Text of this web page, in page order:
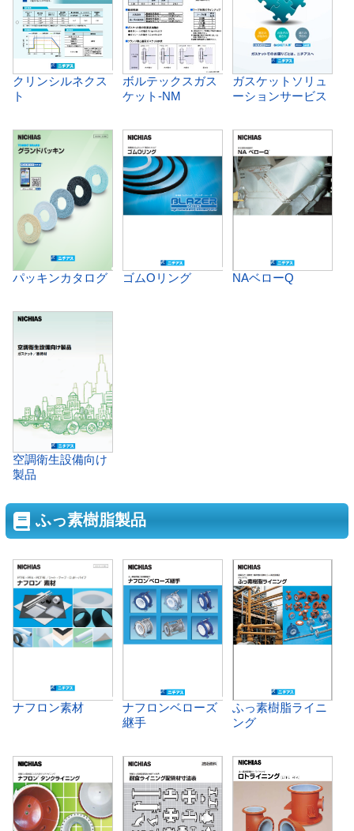
クリンシルネクス
ト
ボルテックスガス
ケット-NM
ガスケットソリュ
ーションサービス
パッキンカタログ ゴムOリング NAベローQ
空調衛生設備向け
製品
ふっ素樹脂製品
ナフロン素材
ナフロンベローズ
継手
ふっ素樹脂ライニ
ング